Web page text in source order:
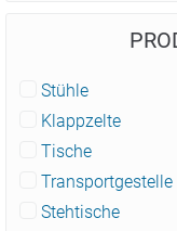
Stühle
Klappzelte
Tische
Transportgestelle
Stehtische